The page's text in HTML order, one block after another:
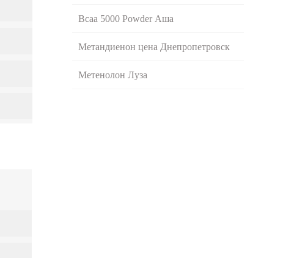
Bcaa 5000 Powder Аша
Метандиенон цена Днепропетровск
Метенолон Луза